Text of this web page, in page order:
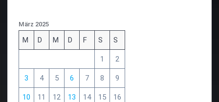
März 2025
M D M D F S S
1 2
3 4 5 6 7 8 9
10 11 12 13 14 15 16